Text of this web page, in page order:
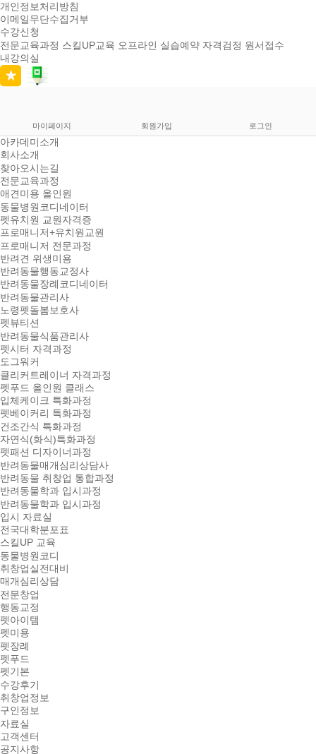
개인정보처리방침
이메일무단수집거부
수강신청
전문교육과정 스킬UP교육 오프라인 실습예약 자격검정 원서접수
내강의실
마이페이지 회원가입 로그인
아카데미소개
회사소개
찾아오시는길
전문교육과정
애견미용 올인원
동물병원코디네이터
펫유치원 교원자격증
프로매니저+유치원교원
프로매니저 전문과정
반려견 위생미용
반려동물행동교정사
반려동물장례코디네이터
반려동물관리사
노령펫돌봄보호사
펫뷰티션
반려동물식품관리사
펫시터 자격과정
도그워커
클리커트레이너 자격과정
펫푸드 올인원 클래스
입체케이크 특화과정
펫베이커리 특화과정
건조간식 특화과정
자연식(화식)특화과정
펫패션 디자이너과정
반려동물매개심리상담사
반려동물 취창업 통합과정
반려동물학과 입시과정
반려동물학과 입시과정
입시 자료실
전국대학분포표
스킬UP 교육
동물병원코디
취창업실전대비
매개심리상담
전문창업
행동교정
펫아이템
펫미용
펫장례
펫푸드
펫기본
수강후기
취창업정보
구인정보
자료실
고객센터
공지사항